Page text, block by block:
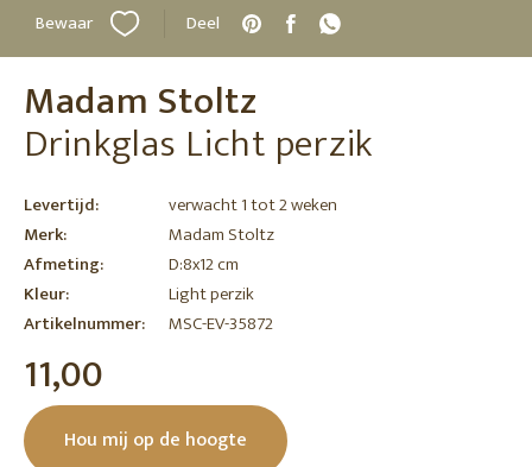
Bewaar Deel
Madam Stoltz
Drinkglas Licht perzik
Levertijd:
verwacht 1 tot 2 weken
Merk:
Madam Stoltz
Afmeting:
D:8x12 cm
Kleur:
Light perzik
Artikelnummer:
MSC-EV-35872
11,00
Hou mij op de hoogte